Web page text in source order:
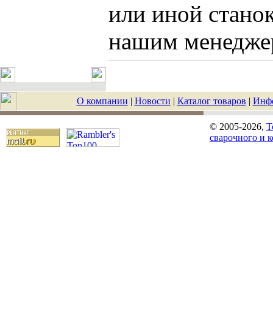
или иной
нашим
О компании | Новости | Каталог товаров |
© 2005-2026,
сварочного и